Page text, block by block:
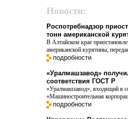
Новости:
Роспотребнадзор
тонн американской
В Алтайском крае
американской курятины,
подробности
«Уралмашзавод»
соответствия ГОСТ Р
«Уралмашзавод», входящий в
«Машиностроительная
подробности